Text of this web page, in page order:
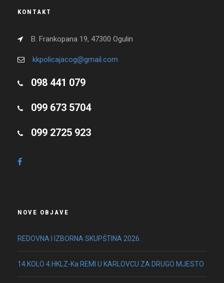
KONTAKT
B. Frankopana 19, 47300 Ogulin
kkpolicajacog@gmail.com
098 441 079
099 673 5704
099 2725 923
NOVE OBJAVE
REDOVNA I IZBORNA SKUPŠTINA 2026.
14.KOLO 4.HKLZ-Ka REMI U KARLOVCU ZA DRUGO MJESTO